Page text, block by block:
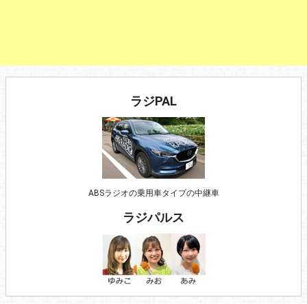
ラジPAL
ABSラジオの乗用車タイプの中継車
ラジパルス